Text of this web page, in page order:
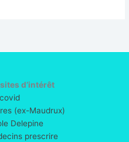
d’intérêt
(ex-Maudrux)
Delepine
prescrire